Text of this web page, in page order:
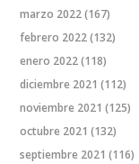
marzo 2022(167)
febrero 2022(132)
enero 2022(118)
diciembre 2021 (112)
noviembre 2021 (125)
octubre 2021 (132)
septiembre 2021 (116)